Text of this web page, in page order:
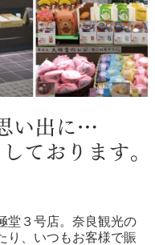
堂３号店。奈良観光の
り、いつもお客様で賑